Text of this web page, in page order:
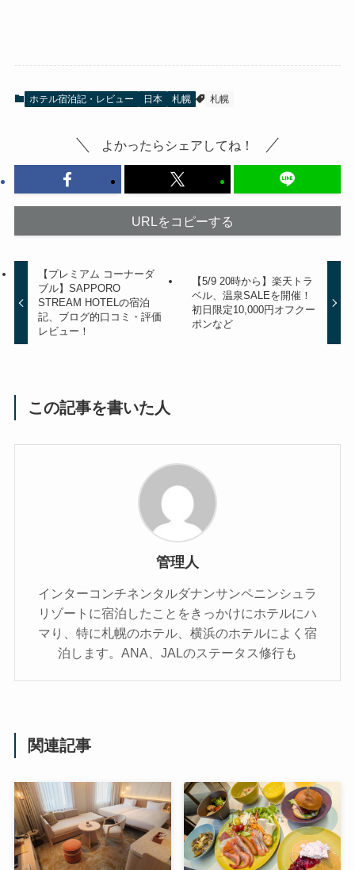
ホテル宿泊記・レビュー 日本 札幌 札幌
よかったらシェアしてね！
URLをコピーする
【プレミアム コーナーダ
ブル】SAPPORO
STREAM HOTELの宿泊
記、ブログ的口コミ・評価
レビュー！
【5/9 20時から】楽天トラ
ベル、温泉SALEを開催！
初日限定10,000円オフクー
ポンなど
この記事を書いた人
管理人
インターコンチネンタルダナンサンペニンシュラ
リゾートに宿泊したことをきっかけにホテルにハ
マり、特に札幌のホテル、横浜のホテルによく宿
泊します。ANA、JALのステータス修行も
関連記事